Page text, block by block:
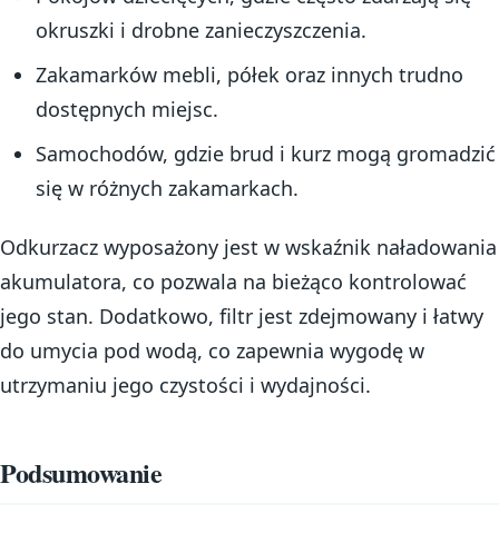
okruszki i drobne zanieczyszczenia.
Zakamarków mebli, półek oraz innych trudno
dostępnych miejsc.
Samochodów, gdzie brud i kurz mogą gromadzić
się w różnych zakamarkach.
Odkurzacz wyposażony jest w wskaźnik naładowania
akumulatora, co pozwala na bieżąco kontrolować
jego stan. Dodatkowo, filtr jest zdejmowany i łatwy
do umycia pod wodą, co zapewnia wygodę w
utrzymaniu jego czystości i wydajności.
Podsumowanie